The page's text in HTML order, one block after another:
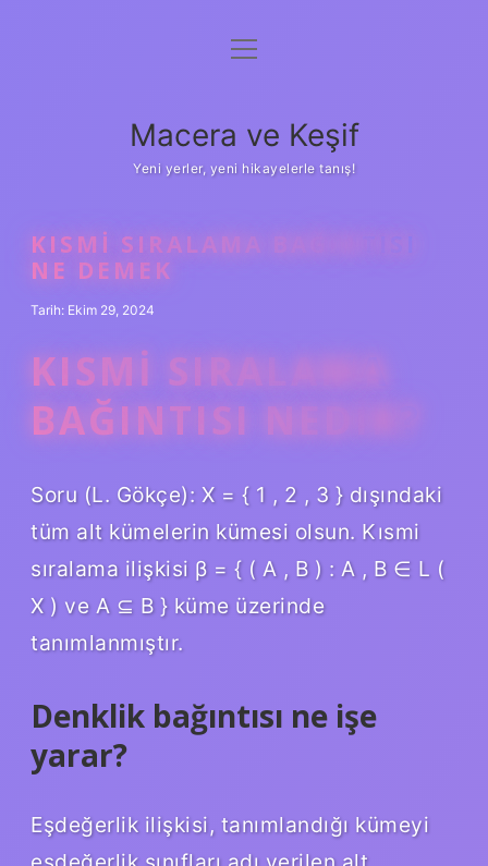
Anasayfa
Yasal Uyarı
menüyü
Macera ve Keşif
Yeni yerler, yeni hikayelerle tanış!
KISMI SIRALAMA BAĞINTISI
NE DEMEK
Tarih: Ekim 29, 2024
KISMI SIRALAMA
BAĞINTISI NEDIR?
Soru (L. Gökçe): X = { 1 , 2 , 3 } dışındaki
tüm alt kümelerin kümesi olsun. Kısmi
sıralama ilişkisi β = { ( A , B ) : A , B ∈ L (
X ) ve A ⊆ B } küme üzerinde
tanımlanmıştır.
Denklik bağıntısı ne işe
yarar?
Eşdeğerlik ilişkisi, tanımlandığı kümeyi